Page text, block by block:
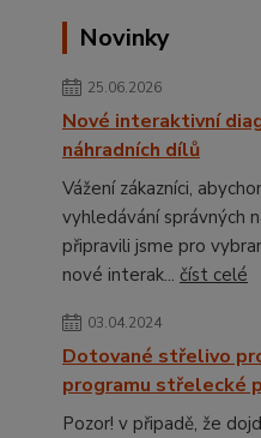
Novinky
25.06.2026
Nové interaktivní
náhradních dílů
Vážení zákazníci,
vyhledávání správných
připravili jsme pro
nové interak... číst celé
03.04.2024
Dotované střelivo
programu střelecké
Pozor! v připadě, že